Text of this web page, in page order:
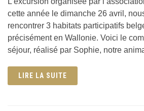
cette année le dimanche 26 avril,
rencontrer 3 habitats participatifs
précisément en Wallonie. Voici le
séjour, réalisé par Sophie, notre
LIRE LA SUITE